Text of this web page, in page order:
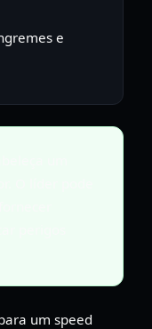
e
um speed